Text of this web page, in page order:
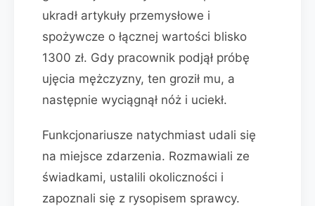
ukradł artykuły przemysłowe i
spożywcze o łącznej wartości blisko
1300 zł. Gdy pracownik podjął próbę
ujęcia mężczyzny, ten groził mu, a
następnie wyciągnął nóż i uciekł.
Funkcjonariusze natychmiast udali się
na miejsce zdarzenia. Rozmawiali ze
świadkami, ustalili okoliczności i
zapoznali się z rysopisem sprawcy.